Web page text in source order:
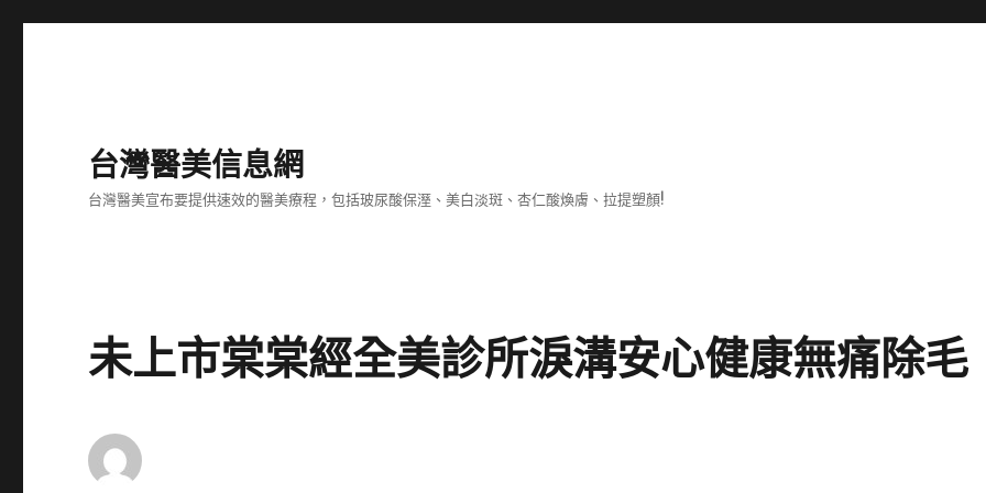
台灣醫美信息網
台灣醫美宣布要提供速效的醫美療程，包括玻尿酸保溼、美白淡斑、杏仁酸煥膚、拉提塑顏!
未上市棠棠經全美診所淚溝安心健康無痛除毛